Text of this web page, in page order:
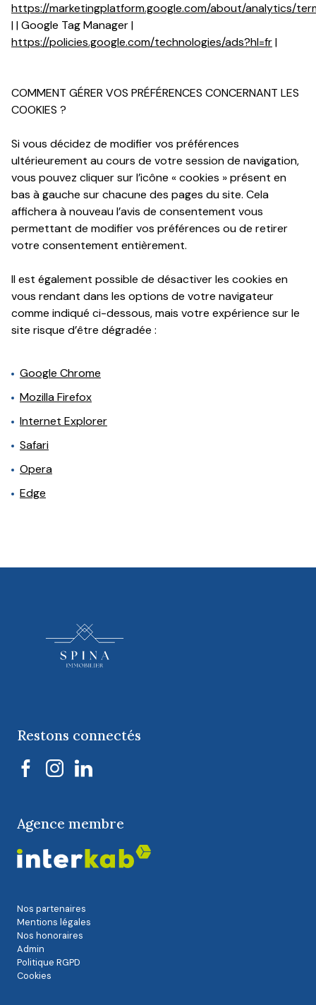
https://marketingplatform.google.com/about/analytics/
| | Google Tag Manager |
https://policies.google.com/technologies/ads?hl=fr|
COMMENT GÉRER VOS PRÉFÉRENCES CONCERNANT LES
COOKIES ?
Si vous décidez de modifier vos préférences
ultérieurement au cours de votre session de navigation,
vous pouvez cliquer sur l’icône « cookies » présent en
bas à gauche sur chacune des pages du site. Cela
affichera à nouveau l’avis de consentement vous
permettant de modifier vos préférences ou de retirer
votre consentement entièrement.
Il est également possible de désactiver les cookies en
vous rendant dans les options de votre navigateur
comme indiqué ci-dessous, mais votre expérience sur le
site risque d’être dégradée :
Google Chrome
Mozilla Firefox
Internet Explorer
Safari
Opera
Edge
Restons connectés
Agence membre
Nos partenaires
Mentions légales
Nos honoraires
Admin
Politique RGPD
Cookies